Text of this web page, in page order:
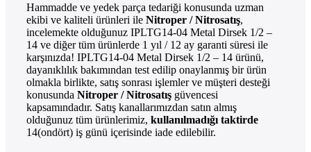
Hammadde ve yedek parça tedariği konusunda uzman
ekibi ve kaliteli ürünleri ile Nitroper / Nitrosatış,
incelemekte olduğunuz IPLTG14-04 Metal Dirsek 1/2 –
14 ve diğer tüm ürünlerde 1 yıl / 12 ay garanti süresi ile
karşınızda! IPLTG14-04 Metal Dirsek 1/2 – 14 ürünü,
dayanıklılık bakımından test edilip onaylanmış bir ürün
olmakla birlikte, satış sonrası işlemler ve müşteri desteği
konusunda Nitroper / Nitrosatış güvencesi
kapsamındadır. Satış kanallarımızdan satın almış
olduğunuz tüm ürünlerimiz, kullanılmadığı taktirde
14(ondört) iş günü içerisinde iade edilebilir.